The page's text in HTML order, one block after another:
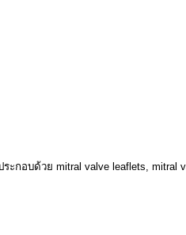
ระกอบด้วย mitral valve leaflets, mitral